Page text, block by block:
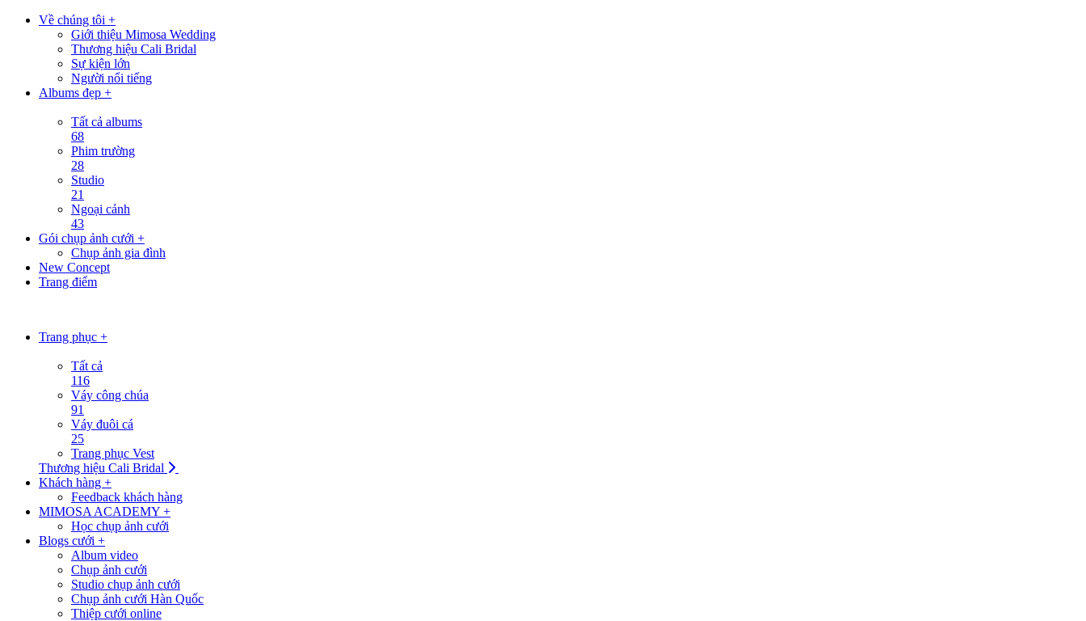
Về chúng tôi +
Giới thiệu Mimosa Wedding
Thương hiệu Cali Bridal
Sự kiện lớn
Người nổi tiếng
Albums đẹp +
Tất cả albums
68
Phim trường
28
Studio
21
Ngoại cảnh
43
Gói chụp ảnh cưới +
Chụp ảnh gia đình
New Concept
Trang điểm
Trang phục +
Tất cả
116
Váy công chúa
91
Váy đuôi cá
25
Trang phục Vest
Thương hiệu Cali Bridal
Khách hàng +
Feedback khách hàng
MIMOSA ACADEMY +
Học chụp ảnh cưới
Blogs cưới +
Album video
Chụp ảnh cưới
Studio chụp ảnh cưới
Chụp ảnh cưới Hàn Quốc
Thiệp cưới online